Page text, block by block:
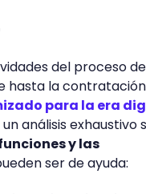
del proceso de
hasta la
para la era
análisis exhaustivo
y las
ser de ayuda: